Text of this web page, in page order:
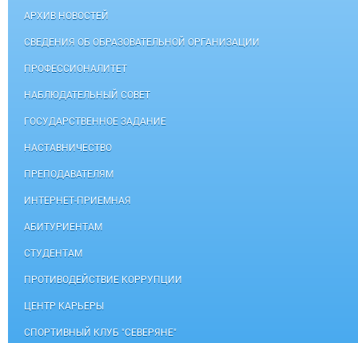
АРХИВ НОВОСТЕЙ
СВЕДЕНИЯ ОБ ОБРАЗОВАТЕЛЬНОЙ ОРГАНИЗАЦИИ
ПРОФЕССИОНАЛИТЕТ
НАБЛЮДАТЕЛЬНЫЙ СОВЕТ
ГОСУДАРСТВЕННОЕ ЗАДАНИЕ
НАСТАВНИЧЕСТВО
ПРЕПОДАВАТЕЛЯМ
ИНТЕРНЕТ-ПРИЕМНАЯ
АБИТУРИЕНТАМ
СТУДЕНТАМ
ПРОТИВОДЕЙСТВИЕ КОРРУПЦИИ
ЦЕНТР КАРЬЕРЫ
СПОРТИВНЫЙ КЛУБ "СЕВЕРЯНЕ"